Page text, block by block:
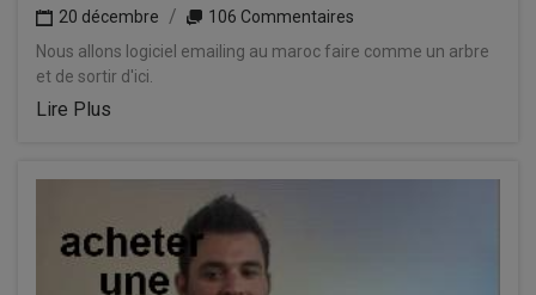
20 décembre
106 Commentaires
Nous allons logiciel emailing au maroc faire comme un arbre
et de sortir d'ici.
Lire Plus